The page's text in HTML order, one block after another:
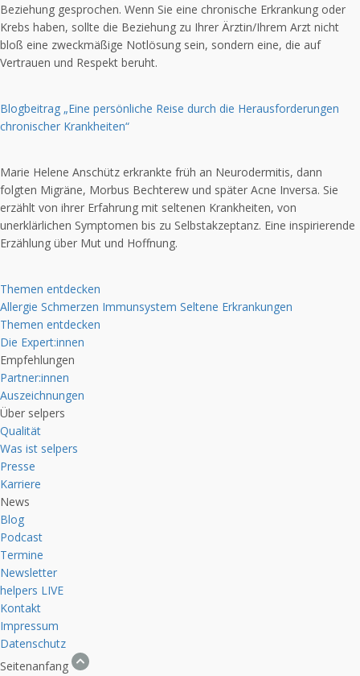
Beziehung gesprochen. Wenn Sie eine chronische Erkrankung oder
Krebs haben, sollte die Beziehung zu Ihrer Ärztin/Ihrem Arzt nicht
bloß eine zweckmäßige Notlösung sein, sondern eine, die auf
Vertrauen und Respekt beruht.
Blogbeitrag „Eine persönliche Reise durch die Herausforderungen
chronischer Krankheiten“
Marie Helene Anschütz erkrankte früh an Neurodermitis, dann
folgten Migräne, Morbus Bechterew und später Acne Inversa. Sie
erzählt von ihrer Erfahrung mit seltenen Krankheiten, von
unerklärlichen Symptomen bis zu Selbstakzeptanz. Eine inspirierende
Erzählung über Mut und Hoffnung.
Themen entdecken
Allergie Schmerzen Immunsystem Seltene Erkrankungen
Themen entdecken
Die Expert:innen
Empfehlungen
Partner:innen
Auszeichnungen
Über selpers
Qualität
Was ist selpers
Presse
Karriere
News
Blog
Podcast
Termine
Newsletter
helpers LIVE
Kontakt
Impressum
Datenschutz
Seitenanfang